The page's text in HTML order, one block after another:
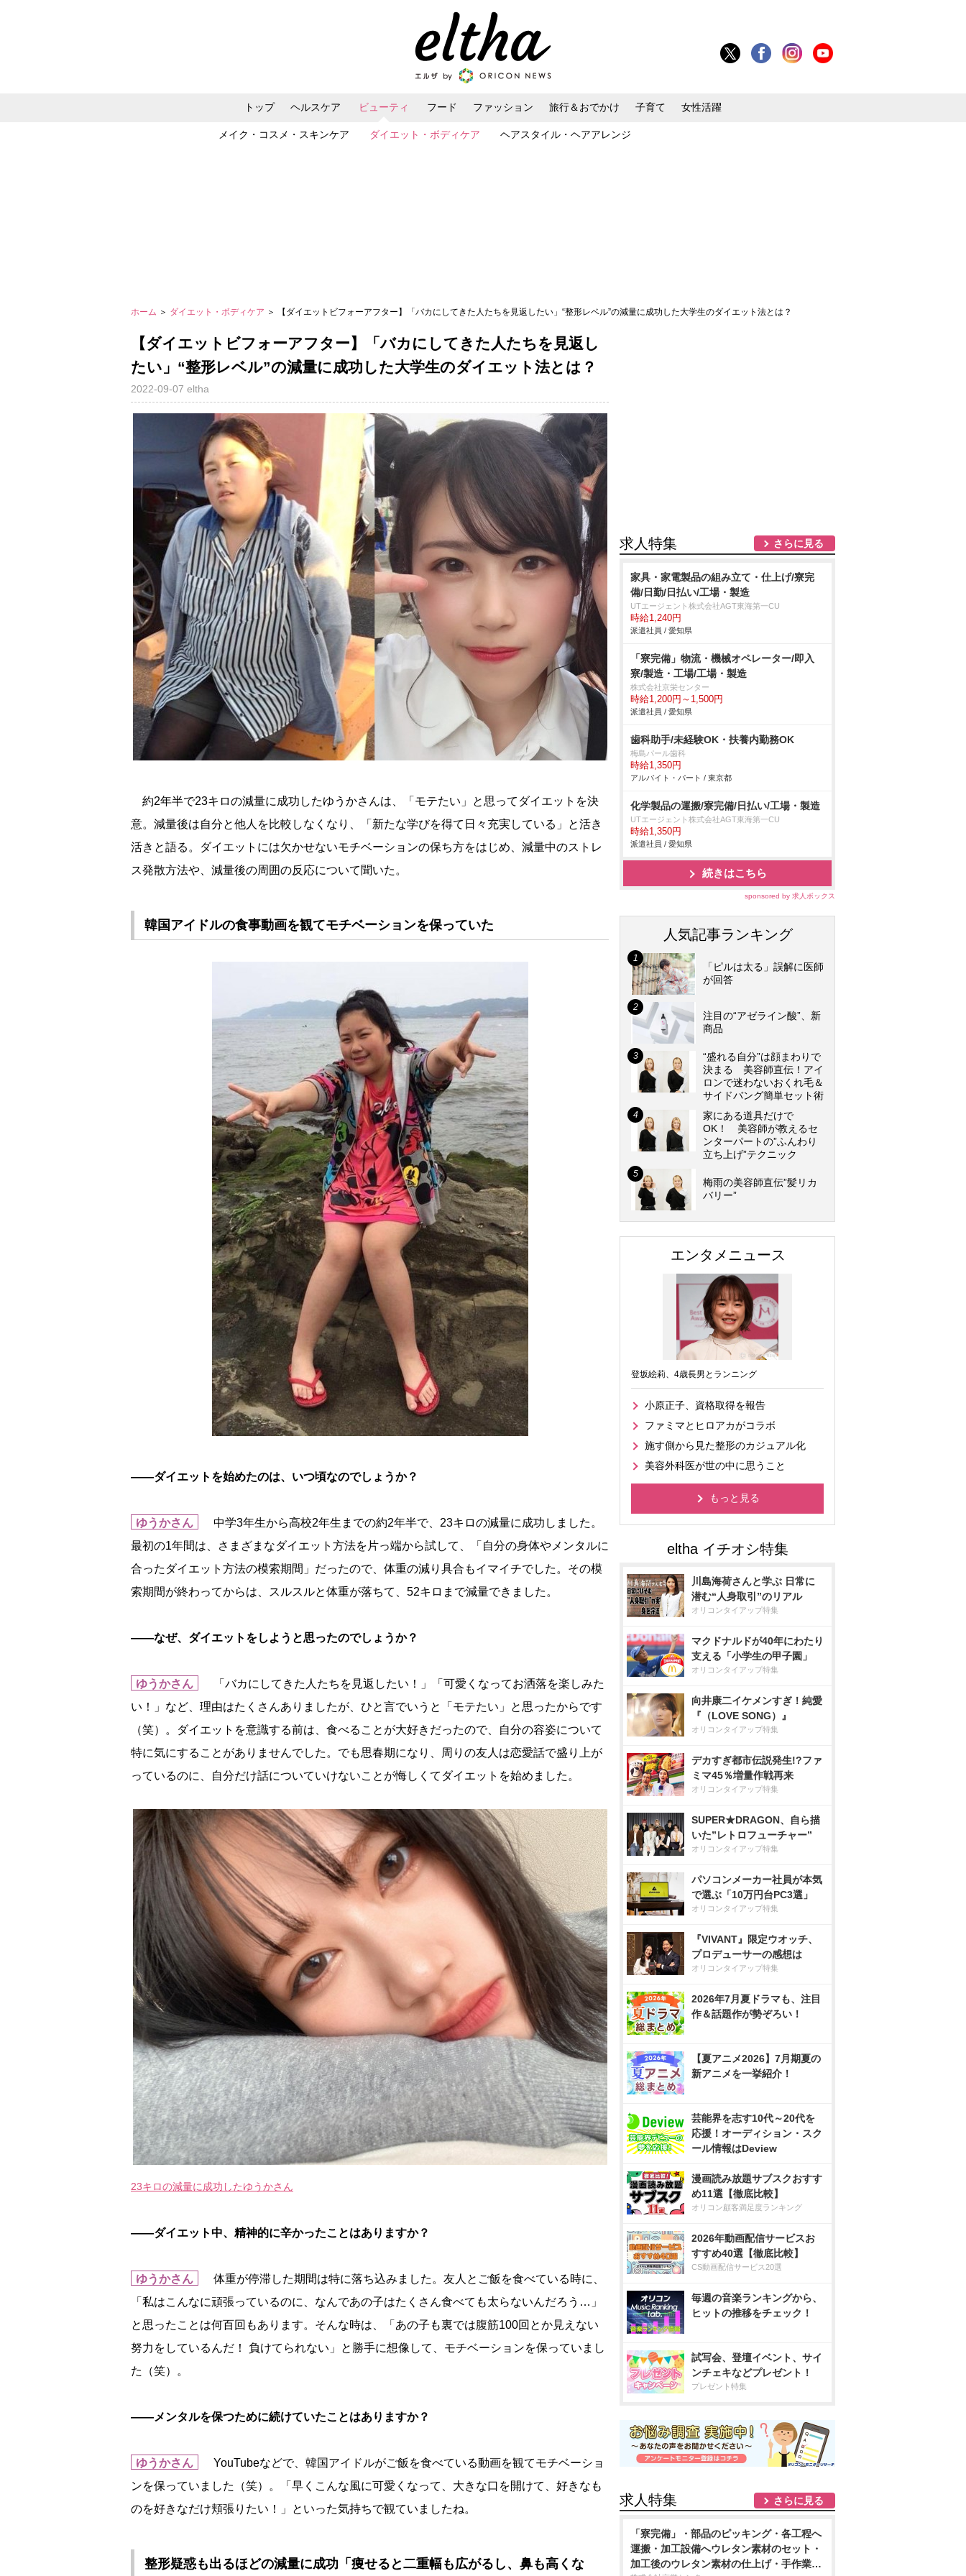
トップ ヘルスケア ビューティ
メイク・コスメ・スキンケア ダイエット・ボディケア ヘアスタイル・ヘアアレンジ
フード ファッション 旅行＆おでかけ 子育て 女性活躍
ホーム ＞ ダイエット・ボディケア ＞ 【ダイエットビフォーアフター】「バカにしてきた人たちを見返したい」“整形レベル”の減量に成功した大学生のダイエット法とは？
【ダイエットビフォーアフター】「バカにしてきた人たちを見返し
たい」“整形レベル”の減量に成功した大学生のダイエット法とは？
2022-09-07 eltha
約2年半で23キロの減量に成功したゆうかさんは、「モテたい」と思ってダイエットを決
意。減量後は自分と他人を比較しなくなり、「新たな学びを得て日々充実している」と活き
活きと語る。ダイエットには欠かせないモチベーションの保ち方をはじめ、減量中のストレ
ス発散方法や、減量後の周囲の反応について聞いた。
韓国アイドルの食事動画を観てモチベーションを保っていた
――ダイエットを始めたのは、いつ頃なのでしょうか？
ゆうかさん
中学3年生から高校2年生までの約2年半で、23キロの減量に成功しました。
最初の1年間は、さまざまなダイエット方法を片っ端から試して、「自分の身体やメンタルに
合ったダイエット方法の模索期間」だったので、体重の減り具合もイマイチでした。その模
索期間が終わってからは、スルスルと体重が落ちて、52キロまで減量できました。
――なぜ、ダイエットをしようと思ったのでしょうか？
ゆうかさん
「バカにしてきた人たちを見返したい！」「可愛くなってお洒落を楽しみた
い！」など、理由はたくさんありましたが、ひと言でいうと「モテたい」と思ったからです
（笑）。ダイエットを意識する前は、食べることが大好きだったので、自分の容姿について
特に気にすることがありませんでした。でも思春期になり、周りの友人は恋愛話で盛り上が
っているのに、自分だけ話についていけないことが悔しくてダイエットを始めました。
23キロの減量に成功したゆうかさん
――ダイエット中、精神的に辛かったことはありますか？
ゆうかさん
体重が停滞した期間は特に落ち込みました。友人とご飯を食べている時に、
「私はこんなに頑張っているのに、なんであの子はたくさん食べても太らないんだろう…」
と思ったことは何百回もあります。そんな時は、「あの子も裏では腹筋100回とか見えない
努力をしているんだ！ 負けてられない」と勝手に想像して、モチベーションを保っていまし
た（笑）。
――メンタルを保つために続けていたことはありますか？
ゆうかさん
YouTubeなどで、韓国アイドルがご飯を食べている動画を観てモチベーショ
ンを保っていました（笑）。「早くこんな風に可愛くなって、大きな口を開けて、好きなも
のを好きなだけ頬張りたい！」といった気持ちで観ていましたね。
整形疑惑も出るほどの減量に成功「痩せると二重幅も広がるし、鼻も高くな
求人特集 さらに見る
家具・家電製品の組み立て・仕上げ/寮完
備/日勤/日払い/工場・製造
UTエージェント株式会社AGT東海第一CU
時給1,240円
派遣社員 / 愛知県
「寮完備」物流・機械オペレーター/即入
寮/製造・工場/工場・製造
株式会社京栄センター
時給1,200円～1,500円
派遣社員 / 愛知県
歯科助手/未経験OK・扶養内勤務OK
梅島パール歯科
時給1,350円
アルバイト・パート / 東京都
化学製品の運搬/寮完備/日払い/工場・製造
UTエージェント株式会社AGT東海第一CU
時給1,350円
派遣社員 / 愛知県
続きはこちら
sponsored by 求人ボックス
人気記事ランキング
「ピルは太る」誤解に医師
が回答
注目の“アゼライン酸”、新
商品
“盛れる自分”は顔まわりで
決まる 美容師直伝！アイ
ロンで迷わないおくれ毛＆
サイドバング簡単セット術
家にある道具だけで
OK！ 美容師が教えるセ
ンターパートの”ふんわり
立ち上げ”テクニック
梅雨の美容師直伝”髪リカ
バリー”
エンタメニュース
登坂絵莉、4歳長男とランニング
小原正子、資格取得を報告
ファミマとヒロアカがコラボ
施す側から見た整形のカジュアル化
美容外科医が世の中に思うこと
もっと見る
川島海荷さんと学ぶ 日常に
潜む“人身取引”のリアル
オリコンタイアップ特集
マクドナルドが40年にわたり
支える「小学生の甲子園」
オリコンタイアップ特集
向井康二イケメンすぎ！純愛
『（LOVE SONG）』
オリコンタイアップ特集
デカすぎ都市伝説発生!?ファ
ミマ45％増量作戦再来
オリコンタイアップ特集
SUPER★DRAGON、自ら描
いた”レトロフューチャー”
オリコンタイアップ特集
パソコンメーカー社員が本気
で選ぶ「10万円台PC3選」
オリコンタイアップ特集
『VIVANT』限定ウオッチ、
プロデューサーの感想は
オリコンタイアップ特集
2026年7月夏ドラマも、注目
作＆話題作が勢ぞろい！
【夏アニメ2026】7月期夏の
新アニメを一挙紹介！
芸能界を志す10代～20代を
応援！オーディション・スク
ール情報はDeview
漫画読み放題サブスクおすす
め11選【徹底比較】
オリコン顧客満足度ランキング
2026年動画配信サービスお
すすめ40選【徹底比較】
CS動画配信サービス20選
毎週の音楽ランキングから、
ヒットの推移をチェック！
試写会、登壇イベント、サイ
ンチェキなどプレゼント！
プレゼント特集
求人特集 さらに見る
「寮完備」・部品のピッキング・各工程へ
運搬・加工設備へウレタン素材のセット・
加工後のウレタン素材の仕上げ・手作業